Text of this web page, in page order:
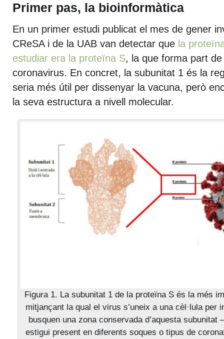
Primer pas, la bioinformàtica
En un primer estudi publicat el mes de gener
CReSA i de la UAB van detectar que la
estudiar era la proteïna S, la que forma part de
coronavirus. En concret, la subunitat 1 és la
seria més útil per dissenyar la vacuna, però
la seva estructura a nivell molecular.
Figura 1. La subunitat 1 de la proteïna S és la més
mitjançant la qual el virus s’uneix a una cèl·lula
busquen una zona conservada d’aquesta
estigui present en diferents soques o tipus de